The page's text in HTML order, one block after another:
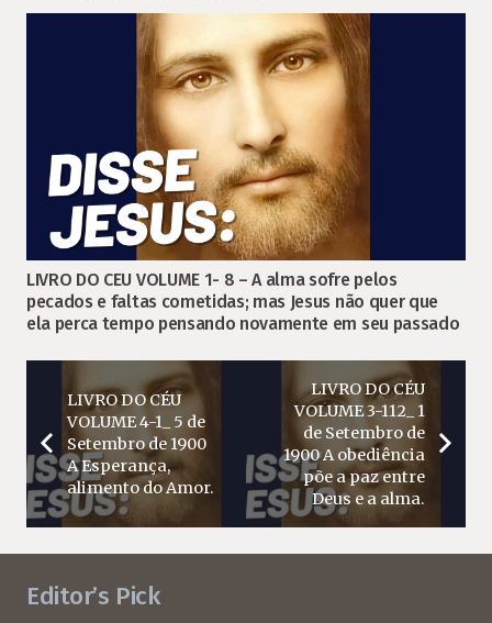
LIVRO DO CEU VOLUME 1- 8 – A alma sofre pelos
pecados e faltas cometidas; mas Jesus não quer que
ela perca tempo pensando novamente em seu passado
LIVRO DO CÉU
VOLUME 4-1_ 5 de
Setembro de 1900
A Esperança,
alimento do Amor.
LIVRO DO CÉU
VOLUME 3-112_ 1
de Setembro de
1900 A obediência
põe a paz entre
Deus e a alma.
Editor’s Pick